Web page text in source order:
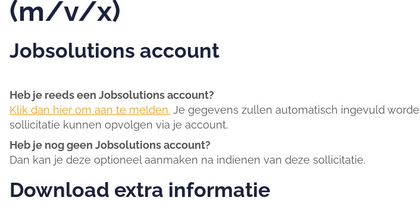
(m/v/x)
Jobsolutions account
Heb je reeds een Jobsolutions account?
Klik dan hier om aan te melden. Je gegevens zullen automatisch ingevuld
sollicitatie kunnen opvolgen via je account.
Heb je nog geen Jobsolutions account?
Dan kan je deze optioneel aanmaken na indienen van deze sollicitatie.
Download extra informatie